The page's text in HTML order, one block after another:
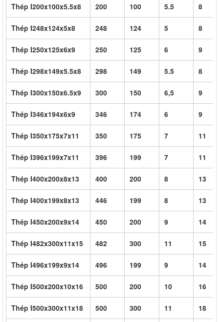
Thép I200x100x5.5x8 200 100 5.5 8
Thép I248x124x5x8 248 124 5 8
Thép I250x125x6x9 250 125 6 9
Thép I298x149x5.5x8 298 149 5.5 8
Thép I300x150x6.5x9 300 150 6,5 9
Thép I346x194x6x9 346 174 6 9
Thép I350x175x7x11 350 175 7 11
Thép I396x199x7x11 396 199 7 11
Thép I400x200x8x13 400 200 8 13
Thép I400x199x8x13 446 199 8 13
Thép I450x200x9x14 450 200 9 14
Thép I482x300x11x15 482 300 11 15
Thép I496x199x9x14 496 199 9 14
Thép I500x200x10x16 500 200 10 16
Thép I500x300x11x18 500 300 11 18